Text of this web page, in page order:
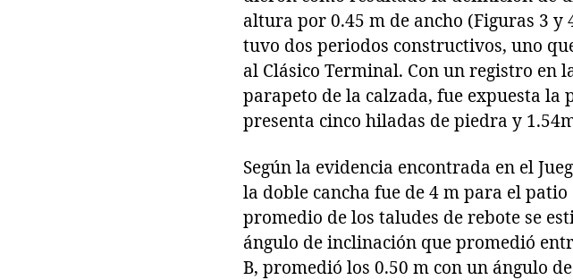
altura por 0.45 m de ancho (Figuras 3
tuvo dos periodos constructivos, uno
al Clásico Terminal. Con un registro en
parapeto de la calzada, fue expuesta
presenta cinco hiladas de piedra y
Según la evidencia encontrada en el
la doble cancha fue de 4 m para el
promedio de los taludes de rebote se
ángulo de inclinación que promedió
B, promedió los 0.50 m con un ángulo